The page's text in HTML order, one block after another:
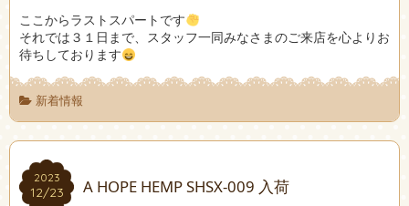
ここからラストスパートです
それでは３１日まで、スタッフ一同みなさまのご来店を心よりお
待ちしております
新着情報
2023
12/23
2023
12/23 A HOPE HEMP SHSX-009 入荷